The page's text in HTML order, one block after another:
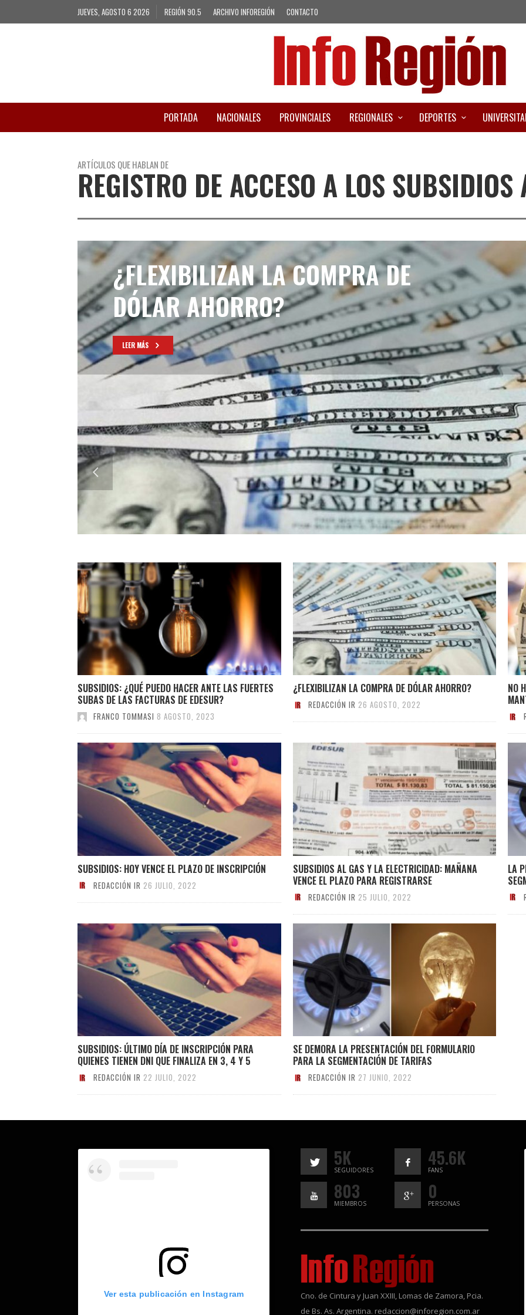
JUEVES, AGOSTO 6 2026 REGIÓN 90.5 ARCHIVO INFOREGIÓN CONTACTO
PORTADA NACIONALES PROVINCIALES REGIONALES DEPORTES
ARTÍCULOS QUE HABLAN DE
REGISTRO DE ACCESO A LOS
¿FLEXIBILIZAN LA COMPRA DE
DÓLAR AHORRO?
LEER MÁS
SUBSIDIOS: ¿QUÉ PUEDO HACER ANTE LAS FUERTES
SUBAS DE LAS FACTURAS DE EDESUR?
FRANCO TOMMASI 8 AGOSTO, 2023
¿FLEXIBILIZAN LA COMPRA DE DÓLAR AHORRO?
REDACCIÓN IR 26 AGOSTO, 2022
NO
SUBSIDIOS: HOY VENCE EL PLAZO DE INSCRIPCIÓN
REDACCIÓN IR 26 JULIO, 2022
SUBSIDIOS AL GAS Y LA ELECTRICIDAD: MAÑANA
VENCE EL PLAZO PARA REGISTRARSE
REDACCIÓN IR 25 JULIO, 2022
LA
SUBSIDIOS: ÚLTIMO DÍA DE INSCRIPCIÓN PARA
QUIENES TIENEN DNI QUE FINALIZA EN 3, 4 Y 5
REDACCIÓN IR 22 JULIO, 2022
SE DEMORA LA PRESENTACIÓN DEL FORMULARIO
PARA LA SEGMENTACIÓN DE TARIFAS
REDACCIÓN IR 27 JUNIO, 2022
Ver esta publicación en Instagram
5K
SEGUIDORES
45.6K
FANS
803
MIEMBROS
0
PERSONAS
Cno. de Cintura y Juan XXIII, Lomas de Zamora, Pcia.
de Bs. As. Argentina. redaccion@inforegion.com.ar